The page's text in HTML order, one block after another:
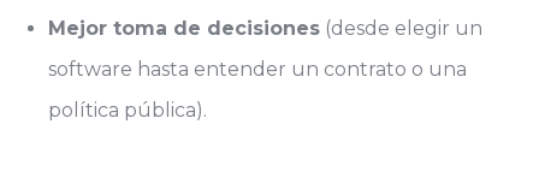
Mejor toma de decisiones (desde elegir un
software hasta entender un contrato o una
política pública).